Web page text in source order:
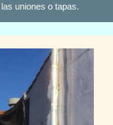
uniones o tapas.